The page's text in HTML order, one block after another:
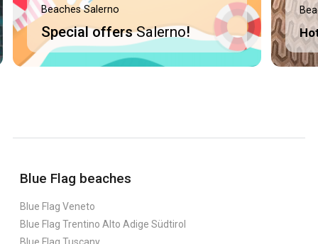
Beaches Salerno
Special offersSalerno!
Blue Flag beaches
Blue Flag Veneto
Blue Flag Trentino Alto Adige Südtirol